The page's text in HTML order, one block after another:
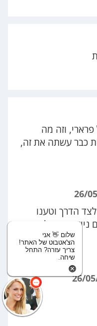
וזה מה
כבר עשתה את זה,
לצד הדרך וטענו
חשמלית, וזה
שלום 👋 אני
הצ'אטבוט של האתר!
צריך עזרה? התחל
שיחה.